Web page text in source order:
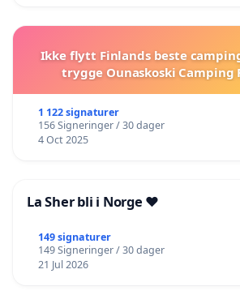
Ikke flytt Finlands beste
trygge Ounaskoski Camping
1 122 signaturer
156 Signeringer / 30 dager
4 Oct 2025
La Sher bli i Norge ❤️
149 signaturer
149 Signeringer / 30 dager
21 Jul 2026